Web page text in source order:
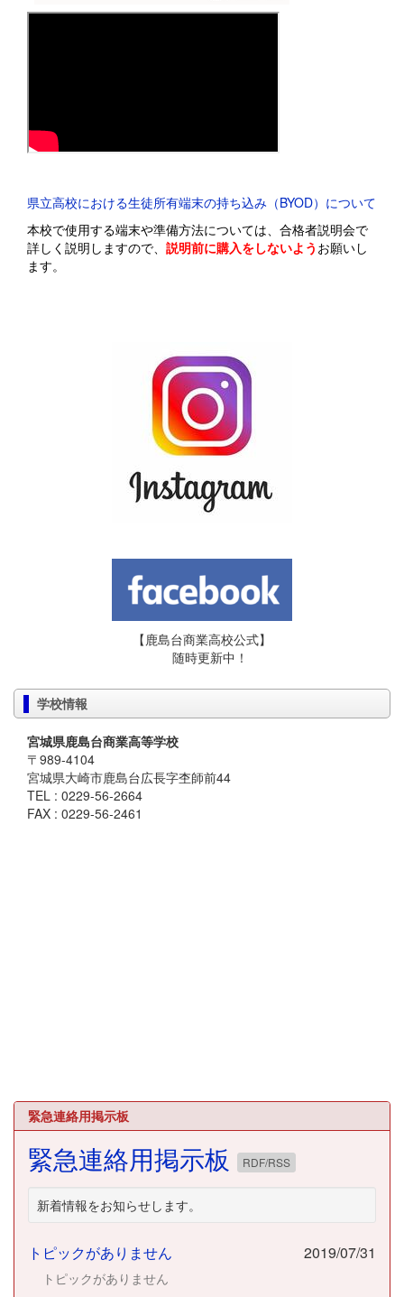
県立高校における生徒所有端末の持ち込み（BYOD）について
本校で使用する端末や準備方法については、合格者説明会で
詳しく説明しますので、 説明前に購入をしないよう お願いし
ます。
【鹿島台商業高校公式】
随時更新中！
学校情報
宮城県鹿島台商業高等学校
〒989-4104
宮城県大崎市鹿島台広長字杢師前44
TEL : 0229-56-2664
FAX : 0229-56-2461
緊急連絡用掲示板
緊急連絡用掲示板 RDF/RSS
新着情報をお知らせします。
トピックがありません 2019/07/31
トピックがありません